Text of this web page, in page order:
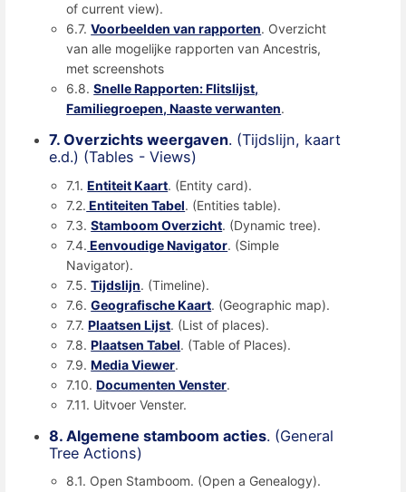
of current view).
6.7.Voorbeelden van rapporten. Overzicht
van alle mogelijke rapporten van Ancestris,
met screenshots
6.8.Snelle Rapporten: Flitslijst,
Familiegroepen, Naaste verwanten.
7. Overzichts weergaven. (Tijdslijn, kaart
e.d.) (Tables - Views)
7.1.Entiteit Kaart. (Entity card).
7.2. Entiteiten Tabel. (Entities table).
7.3.Stamboom Overzicht. (Dynamic tree).
7.4. Eenvoudige Navigator. (Simple
Navigator).
7.5.Tijdslijn. (Timeline).
7.6.Geografische Kaart. (Geographic map).
7.7.Plaatsen Lijst. (List of places).
7.8.Plaatsen Tabel. (Table of Places).
7.9.Media Viewer.
7.10.Documenten Venster.
7.11. Uitvoer Venster.
8. Algemene stamboom acties. (General
Tree Actions)
8.1. Open Stamboom. (Open a Genealogy).